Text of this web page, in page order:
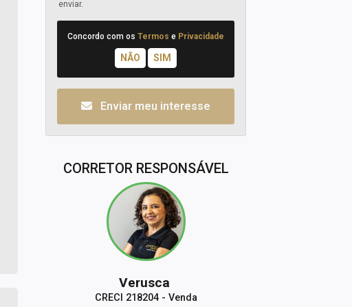
enviar.
Concordo com os Termos e Privacidade
Enviar meu interesse
CORRETOR RESPONSÁVEL
Verusca
CRECI 218204 - Venda